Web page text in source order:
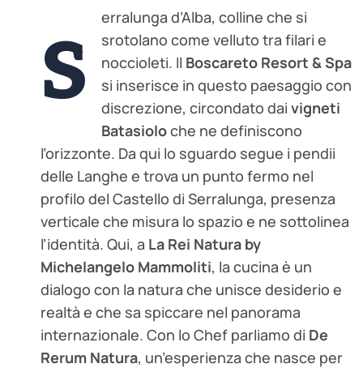
s
erralunga d’Alba, colline che si
srotolano come velluto tra filari e
noccioleti. Il Boscareto Resort & Spa
si inserisce in questo paesaggio con
discrezione, circondato daivigneti
Batasioloche ne definiscono
l’orizzonte. Da qui lo sguardo segue i pendii
delle Langhe e trova un punto fermo nel
profilo del Castello di Serralunga, presenza
verticale che misura lo spazio e ne sottolinea
l’identità. Qui, a La Rei Natura by
Michelangelo Mammoliti, la cucina è un
dialogo con la natura che unisce desiderio e
realtà e che sa spiccare nel panorama
internazionale. Con lo Chef parliamo di De
Rerum Natura, un’esperienza che nasce per